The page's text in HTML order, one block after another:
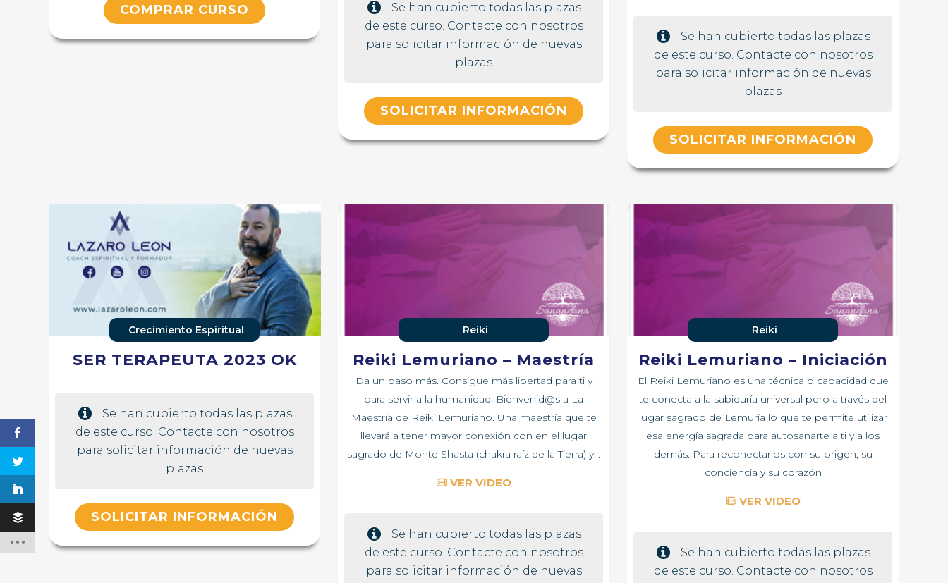
COMPRAR CURSO
Se han cubierto todas las plazas
de este curso. Contacte con nosotros
para solicitar información de nuevas
plazas
SOLICITAR INFORMACIÓN
Se han cubierto todas las plazas
de este curso. Contacte con nosotros
para solicitar información de nuevas
plazas
SOLICITAR INFORMACIÓN
Crecimiento Espiritual
SER TERAPEUTA 2023 OK
Se han cubierto todas las plazas
de este curso. Contacte con nosotros
para solicitar información de nuevas
plazas
SOLICITAR INFORMACIÓN
Reiki
Reiki Lemuriano – Maestría
Da un paso más. Consigue más libertad para ti y
para servir a la humanidad. Bienvenid@s a La
Maestría de Reiki Lemuriano. Una maestría que te
llevará a tener mayor conexión con en el lugar
sagrado de Monte Shasta (chakra raíz de la Tierra) y...
VER VIDEO
Se han cubierto todas las plazas
de este curso. Contacte con nosotros
para solicitar información de nuevas
Reiki
Reiki Lemuriano – Iniciación
El Reiki Lemuriano es una técnica o capacidad que
te conecta a la sabiduría universal pero a través del
lugar sagrado de Lemuria lo que te permite utilizar
esa energía sagrada para autosanarte a ti y a los
demás. Para reconectarlos con su origen, su
conciencia y su corazón
VER VIDEO
Se han cubierto todas las plazas
de este curso. Contacte con nosotros